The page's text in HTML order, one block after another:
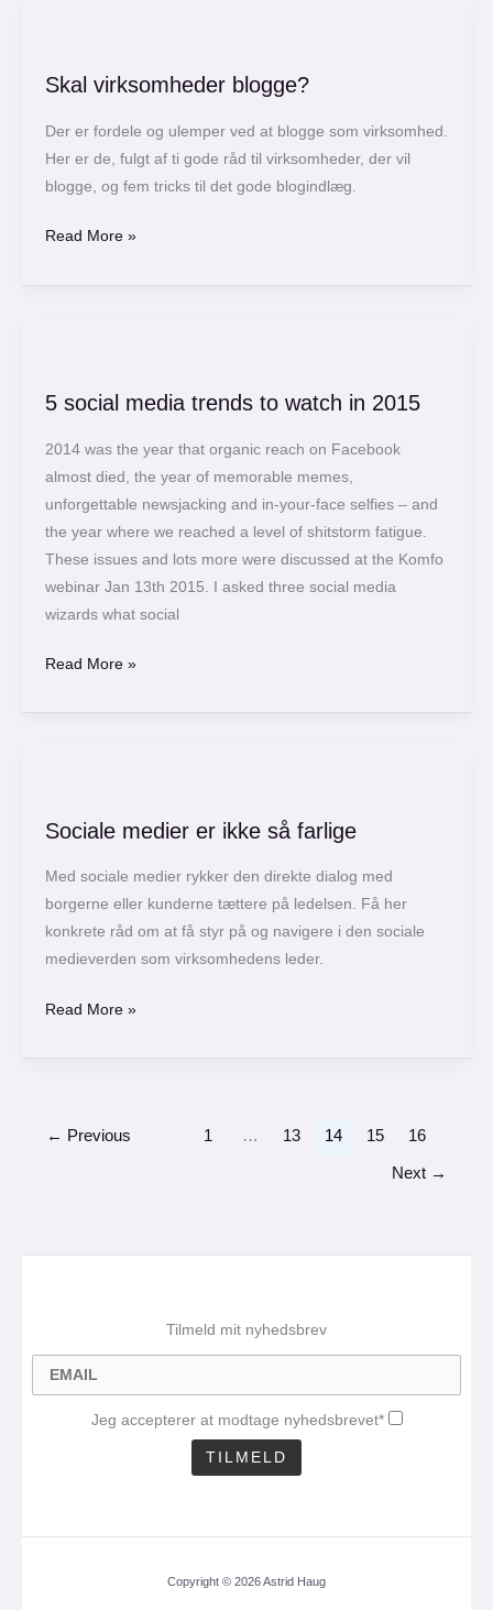
Skal virksomheder blogge?
Der er fordele og ulemper ved at blogge som virksomhed.
Her er de, fulgt af ti gode råd til virksomheder, der vil
blogge, og fem tricks til det gode blogindlæg.
blogge?
Read More »
5 social media trends to watch in 2015
2014 was the year that organic reach on Facebook
almost died, the year of memorable memes,
unforgettable newsjacking and in-your-face selfies – and
the year where we reached a level of shitstorm fatigue.
These issues and lots more were discussed at the Komfo
webinar Jan 13th 2015. I asked three social media
wizards what social
media
2015
Read More »
Sociale medier er ikke så farlige
Med sociale medier rykker den direkte dialog med
borgerne eller kunderne tættere på ledelsen. Få her
konkrete råd om at få styr på og navigere i den sociale
medieverden som virksomhedens leder.
er
farlige
Read More »
← Previous 1 … 13 14 15 16
Next →
Tilmeld mit nyhedsbrev
Jeg accepterer at modtage nyhedsbrevet*
Copyright © 2026 Astrid Haug